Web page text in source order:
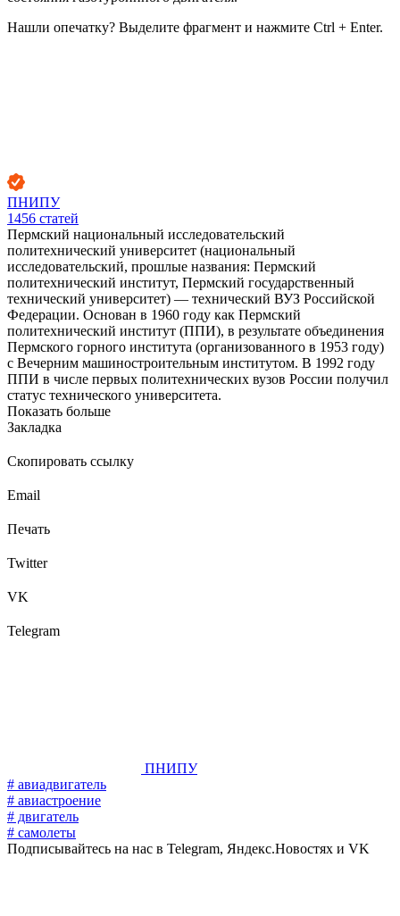
Нашли опечатку? Выделите фрагмент и нажмите Ctrl + Enter.
ПНИПУ
1456 статей
Пермский национальный исследовательский
политехнический университет (национальный
исследовательский, прошлые названия: Пермский
политехнический институт, Пермский государственный
технический университет) — технический ВУЗ Российской
Федерации. Основан в 1960 году как Пермский
политехнический институт (ППИ), в результате объединения
Пермского горного института (организованного в 1953 году)
с Вечерним машиностроительным институтом. В 1992 году
ППИ в числе первых политехнических вузов России получил
статус технического университета.
Показать больше
Закладка
Скопировать ссылку
Email
Печать
Twitter
VK
Telegram
ПНИПУ
# авиадвигатель
# авиастроение
# двигатель
# самолеты
Подписывайтесь на нас в Telegram, Яндекс.Новостях и VK